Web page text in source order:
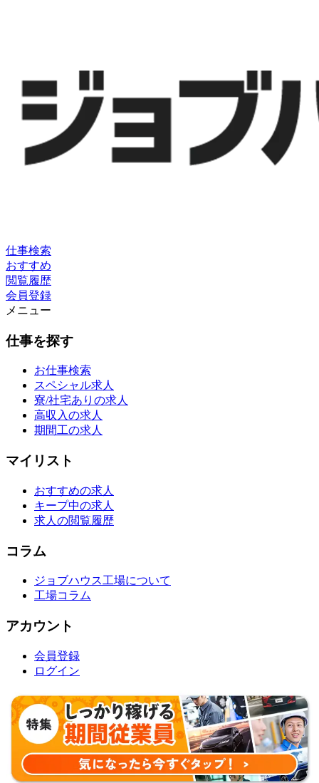
仕事検索
おすすめ
閲覧履歴
会員登録
メニュー
仕事を探す
お仕事検索
スペシャル求人
寮/社宅ありの求人
高収入の求人
期間工の求人
マイリスト
おすすめの求人
キープ中の求人
求人の閲覧履歴
コラム
ジョブハウス工場について
工場コラム
アカウント
会員登録
ログイン